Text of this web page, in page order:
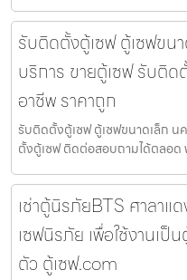
รับติดตั้งตู้เซฟ ตู้เซฟขน
บริการ ขายตู้เซฟ รับติ
อาชีพ ราคาถูก
รับติดตั้งตู้เซฟ ตู้เซฟขนาดเล็ก น
ตั้งตู้เซฟ ติดต่อสอบถามได้ตลอด
เช่าตู้นิรภัยBTS ศาลาแ
เซฟนิรภัย เพื่อใช้งานเ
ตัว ตู้เซฟ.com